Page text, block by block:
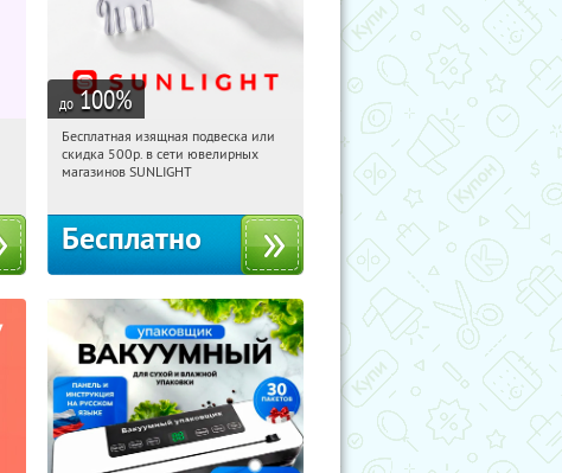
до 100%
08:57:37 Получили:
Россия
Бесплатная изящная подвеска или
скидка 500р. в сети ювелирных
магазинов SUNLIGHT
Бесплатно